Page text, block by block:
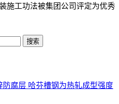
施工功法被集团公司评定为优秀
防腐层 哈芬槽钢为热轧成型强度